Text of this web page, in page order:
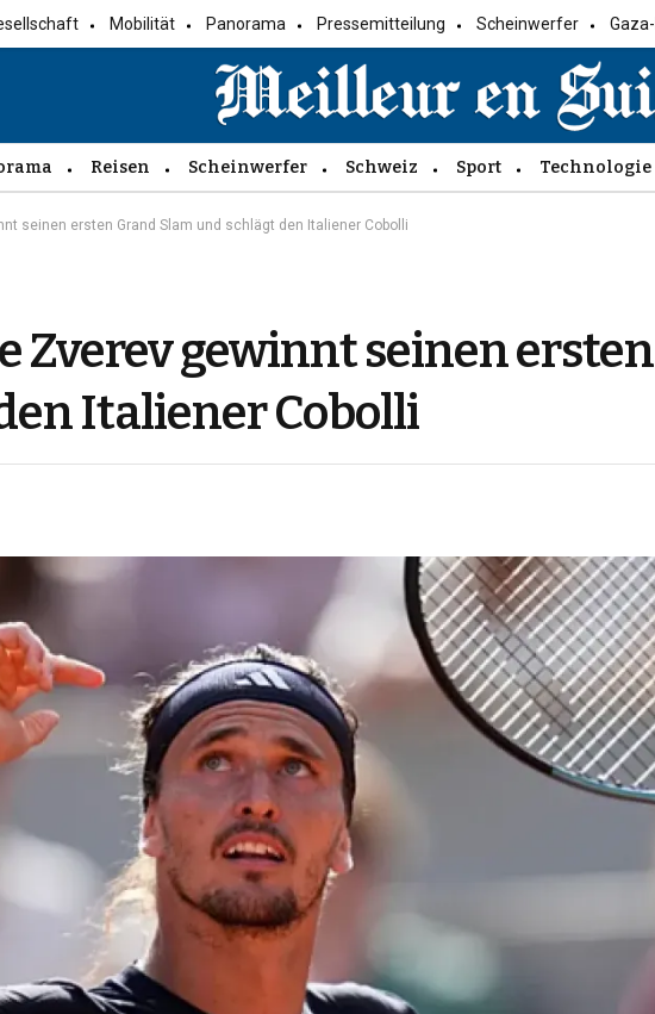
Mobilität Panorama Pressemitteilung Scheinwerfer
Reisen Scheinwerfer Schweiz Sport Technologie
seinen ersten Grand Slam und schlägt den Italiener Cobolli
Zverev gewinnt seinen
Italiener Cobolli